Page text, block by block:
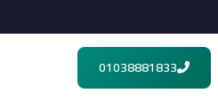
01038881833